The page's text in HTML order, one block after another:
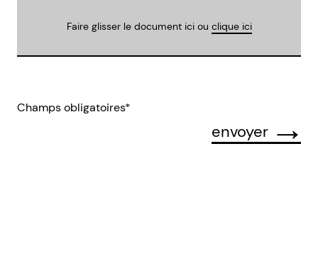
Faire glisser le document ici ou clique ici
Champs obligatoires*
envoyer